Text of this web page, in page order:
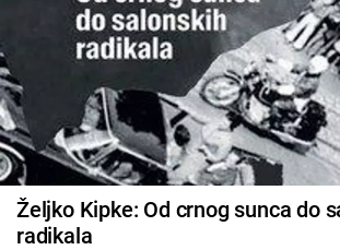
Željko Kipke: Od crnog sunca do
radikala